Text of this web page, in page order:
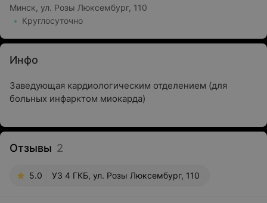
Минск, ул. Розы Люксембург, 110
Круглосуточно
Инфо
Заведующая кардиологическим отделением (для
больных инфарктом миокарда)
Отзывы 2
5.0 УЗ 4 ГКБ, ул. Розы Люксембург, 110